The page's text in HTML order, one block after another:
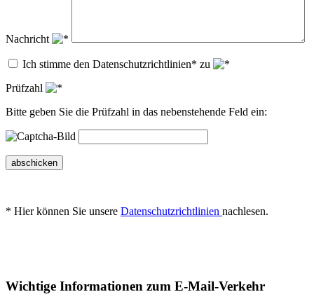
Nachricht
Ich stimme den Datenschutzrichtlinien* zu
Prüfzahl
Bitte geben Sie die Prüfzahl in das nebenstehende Feld ein:
abschicken
* Hier können Sie unsere Datenschutzrichtlinien nachlesen.
Wichtige Informationen zum E-Mail-Verkehr